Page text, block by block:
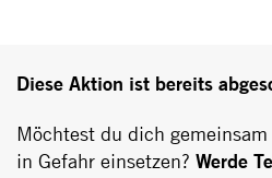
Diese Aktion ist bereits
Möchtest du dich
in Gefahr einsetzen? Werde